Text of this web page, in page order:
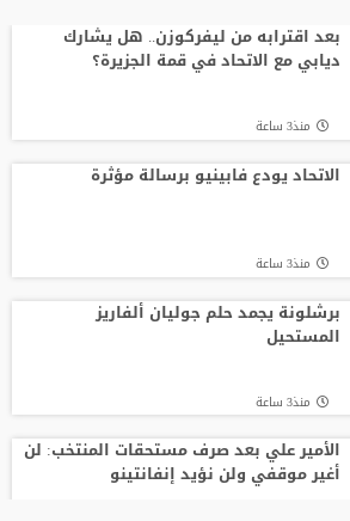
رابطة وطنية يعارض ترشيح القطري الخليفي
الفيفا يصرف مكافآت الأردن والأمير علي
يؤكد مجددا عدم دعمه لإنفانتينو
بعمر 16 عاما.. لاعب يدخل تاريخ سبارتاك
موسكو برقم قياسي جديد
بعد اقترابه من ليفركوزن.. هل يشارك
ديابي مع الاتحاد في قمة الجزيرة؟
منذ3 ساعة
الاتحاد يودع فابينيو برسالة مؤثرة
منذ3 ساعة
برشلونة يجمد حلم جوليان ألفاريز
المستحيل
منذ3 ساعة
الأمير علي بعد صرف مستحقات المنتخب: لن
أغير موقفي ولن نؤيد إنفانتينو